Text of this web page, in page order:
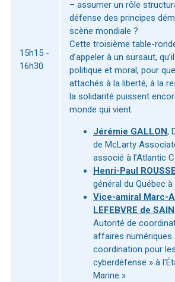
15h15 -
16h30
– assumer un rôle
défense des principes
scène mondiale ?
Cette troisième table-
d’appeler à un sursaut,
politique et moral, pour
attachés à la liberté, à la
la solidarité puissent
monde qui vient.
Jérémie GALLON,
de McLarty
associé à l’Atlantic
Henri-Paul
général du Québec à
Vice-amiral Marc-
LEFEBVRE de
Autorité de
affaires numériques
coordination pour
cyberdéfense » à
Marine »